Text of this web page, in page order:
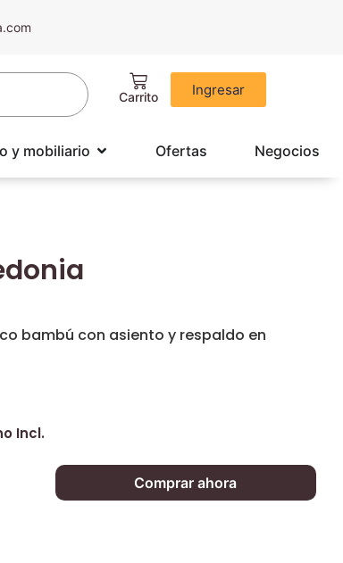
Ingresar
y mobiliario Ofertas Negocios
bambú con asiento y respaldo en
Incl.
Comprar ahora